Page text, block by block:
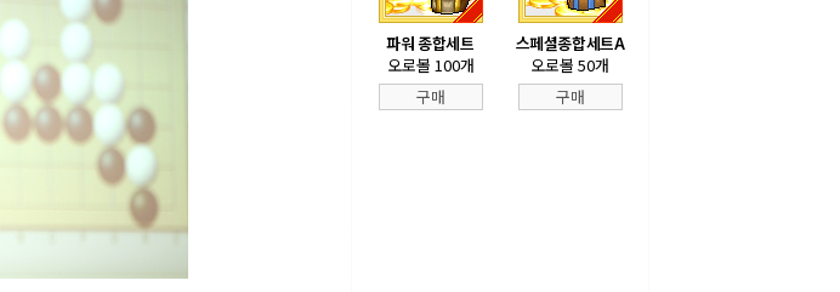
파워 종합세트
오로볼 100개
구매
스페셜종합세트A
오로볼 50개
구매